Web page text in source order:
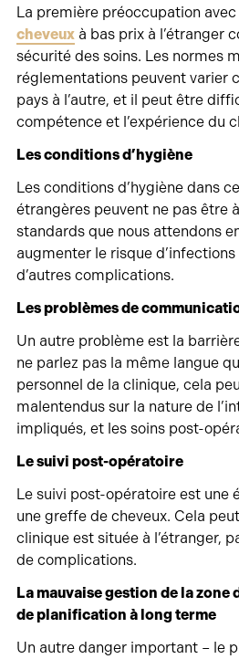
La première préoccupation
cheveuxà bas prix à l’étranger
sécurité des soins. Les normes
réglementations peuvent varier
pays à l’autre, et il peut être
compétence et l’expérience du
Les conditions d’hygiène
Les conditions d’hygiène dans
étrangères peuvent ne pas être
standards que nous attendons
augmenter le risque
d’autres complications.
Les problèmes de
Un autre problème est la
ne parlez pas la même langue
personnel de la clinique, cela
malentendus sur la nature de
impliqués, et les soins post-
Le suivi post-opératoire
Le suivi post-opératoire est une
une greffe de cheveux. Cela
clinique est située à l’étranger,
de complications.
La mauvaise gestion de la zone
de planification à long terme
Un autre danger important – le